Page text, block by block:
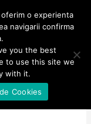
MENU
MENU
o experienta
navigarii confirma
you the best
to use this site we
with it.
Cookies